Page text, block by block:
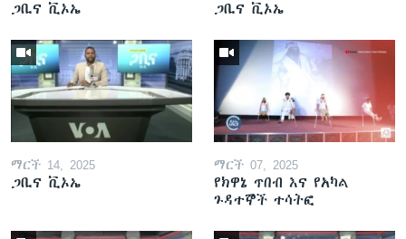
ጋቢና ቪኦኤ ጋቢና ቪኦኤ
ማርች 14, 2025
ጋቢና ቪኦኤ
ማርች 07, 2025
የክዋኔ ጥበብ እና የአካል
ጉዳተኞች ተሳትፎ